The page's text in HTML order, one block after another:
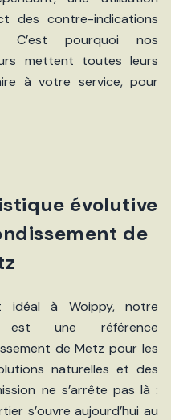
des contre-indications
C’est pourquoi nos
mettent toutes leurs
à votre service, pour
évolutive
de
idéal à Woippy, notre
une référence
de Metz pour les
naturelles et des
ne s’arrête pas là :
s’ouvre aujourd’hui au